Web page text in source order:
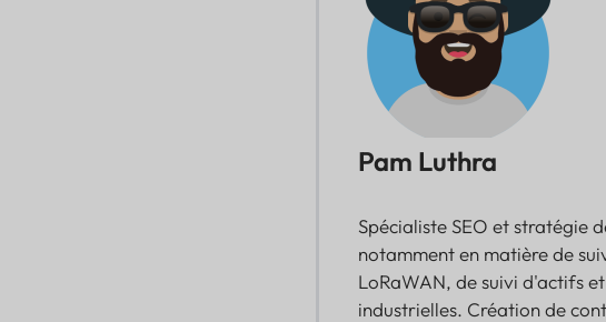
Pam Luthra
Spécialiste SEO et stratégie
notamment en matière de
LoRaWAN, de suivi d'actifs
industrielles. Création de